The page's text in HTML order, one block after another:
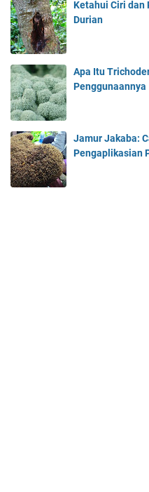
Ketahui Ciri dan
Durian
Apa Itu
Penggunaannya
Jamur Jakaba:
Pengaplikasian